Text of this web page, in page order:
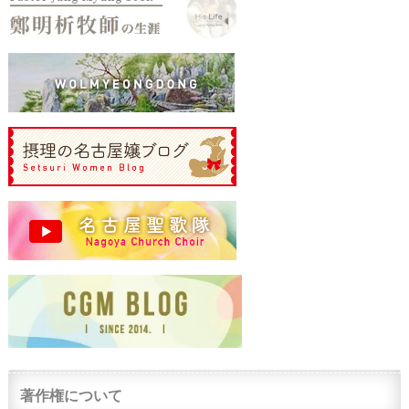
著作権について